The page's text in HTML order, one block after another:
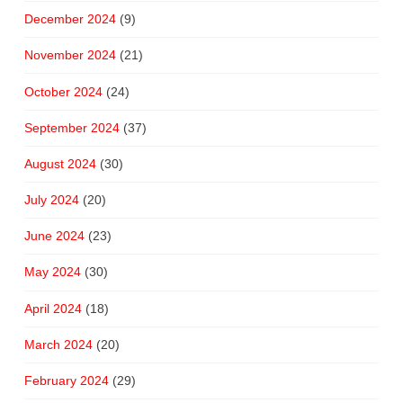
December 2024(9)
November 2024(21)
October 2024(24)
September 2024(37)
August 2024(30)
July 2024(20)
June 2024(23)
May 2024(30)
April 2024(18)
March 2024(20)
February 2024(29)